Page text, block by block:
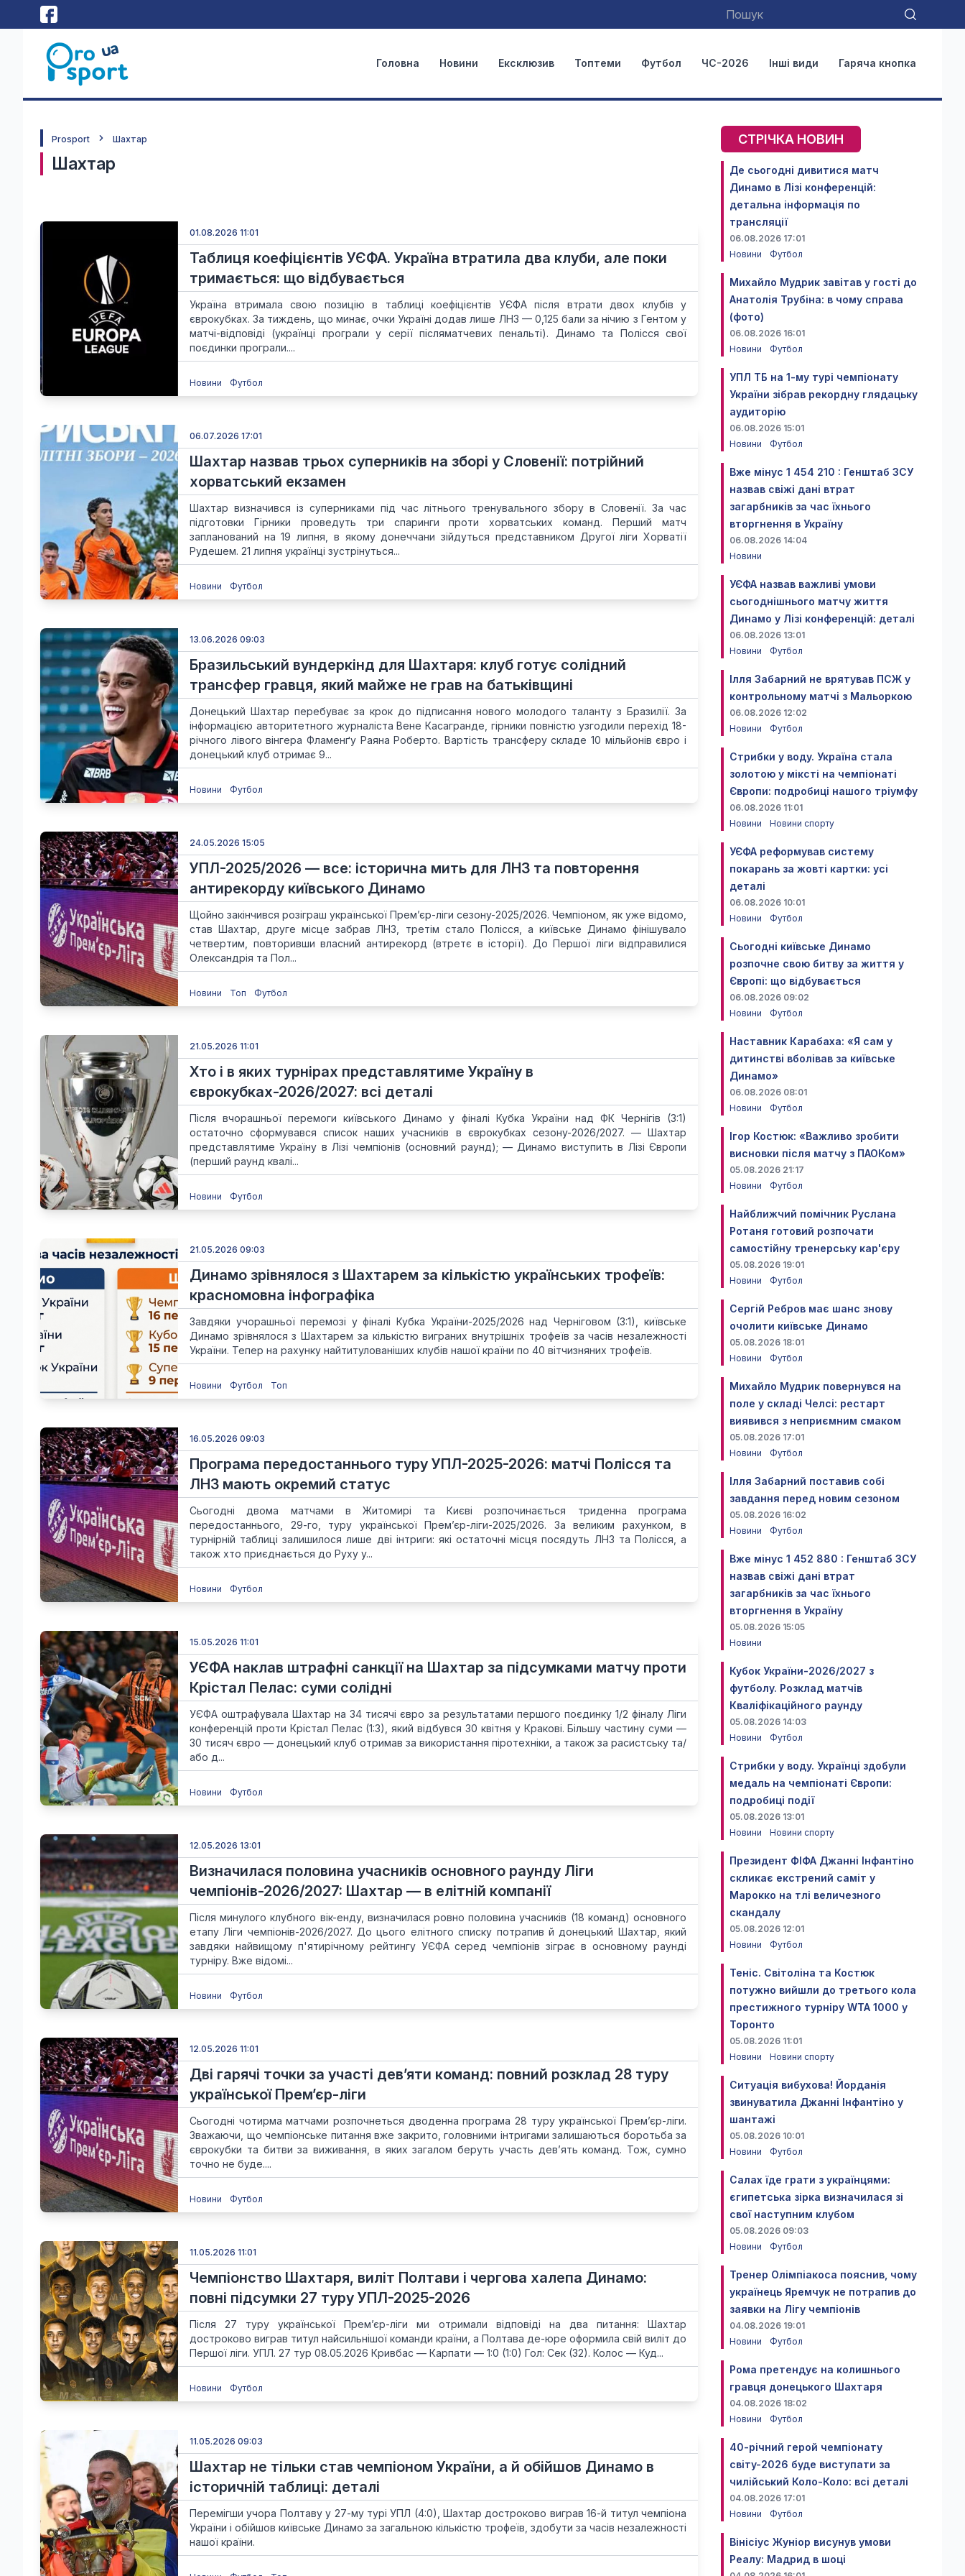
Головна Новини Ексклюзив Топтеми Футбол ЧС-2026 Інші види Гаряча кнопка
Prosport Шахтар
Шахтар
01.08.2026 11:01
Таблиця коефіцієнтів УЄФА. Україна втратила два клуби, але поки
тримається: що відбувається
Україна втримала свою позицію в таблиці коефіцієнтів УЄФА після втрати двох клубів у
єврокубках. За тиждень, що минає, очки Україні додав лише ЛНЗ — 0,125 бали за нічию з Гентом у
матчі-відповіді (українці програли у серії післяматчевих пенальті). Динамо та Полісся свої
поєдинки програли....
Новини Футбол
06.07.2026 17:01
Шахтар назвав трьох суперників на зборі у Словенії: потрійний
хорватський екзамен
Шахтар визначився із суперниками під час літнього тренувального збору в Словенії. За час
підготовки Гірники проведуть три спаринги проти хорватських команд. Перший матч
запланований на 19 липня, в якому донеччани зійдуться представником Другої ліги Хорватії
Рудешем. 21 липня українці зустрінуться...
Новини Футбол
13.06.2026 09:03
Бразильський вундеркінд для Шахтаря: клуб готує солідний
трансфер гравця, який майже не грав на батьківщині
Донецький Шахтар перебуває за крок до підписання нового молодого таланту з Бразилії. За
інформацією авторитетного журналіста Вене Касагранде, гірники повністю узгодили перехід 18-
річного лівого вінгера Фламенґу Раяна Роберто. Вартість трансферу складе 10 мільйонів євро і
донецький клуб отримає 9...
Новини Футбол
24.05.2026 15:05
УПЛ-2025/2026 — все: історична мить для ЛНЗ та повторення
антирекорду київського Динамо
Щойно закінчився розіграш української Прем’єр-ліги сезону-2025/2026. Чемпіоном, як уже відомо,
став Шахтар, друге місце забрав ЛНЗ, третім стало Полісся, а київське Динамо фінішувало
четвертим, повторивши власний антирекорд (втретє в історії). До Першої ліги відправилися
Олександрія та Пол...
Новини Топ Футбол
21.05.2026 11:01
Хто і в яких турнірах представлятиме Україну в
єврокубках-2026/2027: всі деталі
Після вчорашньої перемоги київського Динамо у фіналі Кубка України над ФК Чернігів (3:1)
остаточно сформувався список наших учасників в єврокубках сезону-2026/2027. — Шахтар
представлятиме Україну в Лізі чемпіонів (основний раунд); — Динамо виступить в Лізі Європи
(перший раунд квалі...
Новини Футбол
21.05.2026 09:03
Динамо зрівнялося з Шахтарем за кількістю українських трофеїв:
красномовна інфографіка
Завдяки учорашньої перемозі у фіналі Кубка України-2025/2026 над Черніговом (3:1), київське
Динамо зрівнялося з Шахтарем за кількістю виграних внутрішніх трофеїв за часів незалежності
України. Тепер на рахунку найтитулованіших клубів нашої країни по 40 вітчизняних трофеїв.
Новини Футбол Топ
16.05.2026 09:03
Програма передостаннього туру УПЛ-2025-2026: матчі Полісся та
ЛНЗ мають окремий статус
Сьогодні двома матчами в Житомирі та Києві розпочинається триденна програма
передостаннього, 29-го, туру української Прем’єр-ліги-2025/2026. За великим рахунком, в
турнірній таблиці залишилося лише дві інтриги: які остаточні місця посядуть ЛНЗ та Полісся, а
також хто приєднається до Руху у...
Новини Футбол
15.05.2026 11:01
УЄФА наклав штрафні санкції на Шахтар за підсумками матчу проти
Крістал Пелас: суми солідні
УЄФА оштрафувала Шахтар на 34 тисячі євро за результатами першого поєдинку 1/2 фіналу Ліги
конференцій проти Крістал Пелас (1:3), який відбувся 30 квітня у Кракові. Більшу частину суми —
30 тисяч євро — донецький клуб отримав за використання піротехніки, а також за расистську та/
або д...
Новини Футбол
12.05.2026 13:01
Визначилася половина учасників основного раунду Ліги
чемпіонів-2026/2027: Шахтар — в елітній компанії
Після минулого клубного вік-енду, визначилася ровно половина учасників (18 команд) основного
етапу Ліги чемпіонів-2026/2027. До цього елітного списку потрапив й донецький Шахтар, який
завдяки найвищому п'ятирічному рейтингу УЄФА серед чемпіонів зіграє в основному раунді
турніру. Вже відомі...
Новини Футбол
12.05.2026 11:01
Дві гарячі точки за участі дев’яти команд: повний розклад 28 туру
української Прем’єр-ліги
Сьогодні чотирма матчами розпочнеться дводенна програма 28 туру української Прем’єр-ліги.
Зважаючи, що чемпіонське питання вже закрито, головними інтригами залишаються боротьба за
єврокубки та битви за виживання, в яких загалом беруть участь дев’ять команд. Тож, сумно
точно не буде....
Новини Футбол
11.05.2026 11:01
Чемпіонство Шахтаря, виліт Полтави і чергова халепа Динамо:
повні підсумки 27 туру УПЛ-2025-2026
Після 27 туру української Прем’єр-ліги ми отримали відповіді на два питання: Шахтар
достроково виграв титул найсильнішої команди країни, а Полтава де-юре оформила свій виліт до
Першої ліги. УПЛ. 27 тур 08.05.2026 Кривбас — Карпати — 1:0 (1:0) Гол: Сек (32). Колос — Куд...
Новини Футбол
11.05.2026 09:03
Шахтар не тільки став чемпіоном України, а й обійшов Динамо в
історичній таблиці: деталі
Перемігши учора Полтаву у 27-му турі УПЛ (4:0), Шахтар достроково виграв 16-й титул чемпіона
України і обійшов київське Динамо за загальною кількістю трофеїв, здобути за часів незалежності
нашої країни.
СТРІЧКА НОВИН
Де сьогодні дивитися матч
Динамо в Лізі конференцій:
детальна інформація по
трансляції
06.08.2026 17:01
Новини
Футбол
Михайло Мудрик завітав у гості до
Анатолія Трубіна: в чому справа
(фото)
06.08.2026 16:01
Новини
Футбол
УПЛ ТБ на 1-му турі чемпіонату
України зібрав рекордну глядацьку
аудиторію
06.08.2026 15:01
Новини
Футбол
Вже мінус 1 454 210 : Генштаб ЗСУ
назвав свіжі дані втрат
загарбників за час їхнього
вторгнення в Україну
06.08.2026 14:04
Новини
УЄФА назвав важливі умови
сьогоднішнього матчу життя
Динамо у Лізі конференцій: деталі
06.08.2026 13:01
Новини
Футбол
Ілля Забарний не врятував ПСЖ у
контрольному матчі з Мальоркою
06.08.2026 12:02
Новини
Футбол
Стрибки у воду. Україна стала
золотою у міксті на чемпіонаті
Європи: подробиці нашого тріумфу
06.08.2026 11:01
Новини
Новини спорту
УЄФА реформував систему
покарань за жовті картки: усі
деталі
06.08.2026 10:01
Новини
Футбол
Сьогодні київське Динамо
розпочне свою битву за життя у
Європі: що відбувається
06.08.2026 09:02
Новини
Футбол
Наставник Карабаха: «Я сам у
дитинстві вболівав за київське
Динамо»
06.08.2026 08:01
Новини
Футбол
Ігор Костюк: «Важливо зробити
висновки після матчу з ПАОКом»
05.08.2026 21:17
Новини
Футбол
Найближчий помічник Руслана
Ротаня готовий розпочати
самостійну тренерську кар'єру
05.08.2026 19:01
Новини
Футбол
Сергій Ребров має шанс знову
очолити київське Динамо
05.08.2026 18:01
Новини
Футбол
Михайло Мудрик повернувся на
поле у складі Челсі: рестарт
виявився з неприємним смаком
05.08.2026 17:01
Новини
Футбол
Ілля Забарний поставив собі
завдання перед новим сезоном
05.08.2026 16:02
Новини
Футбол
Вже мінус 1 452 880 : Генштаб ЗСУ
назвав свіжі дані втрат
загарбників за час їхнього
вторгнення в Україну
05.08.2026 15:05
Новини
Кубок України-2026/2027 з
футболу. Розклад матчів
Кваліфікаційного раунду
05.08.2026 14:03
Новини
Футбол
Стрибки у воду. Українці здобули
медаль на чемпіонаті Європи:
подробиці події
05.08.2026 13:01
Новини
Новини спорту
Президент ФІФА Джанні Інфантіно
скликає екстрений саміт у
Марокко на тлі величезного
скандалу
05.08.2026 12:01
Новини
Футбол
Теніс. Світоліна та Костюк
потужно вийшли до третього кола
престижного турніру WTA 1000 у
Торонто
05.08.2026 11:01
Новини
Новини спорту
Ситуація вибухова! Йорданія
звинуватила Джанні Інфантіно у
шантажі
05.08.2026 10:01
Новини
Футбол
Салах їде грати з українцями:
єгипетська зірка визначилася зі
свої наступним клубом
05.08.2026 09:03
Новини
Футбол
Тренер Олімпіакоса пояснив, чому
українець Яремчук не потрапив до
заявки на Лігу чемпіонів
04.08.2026 19:01
Новини
Футбол
Рома претендує на колишнього
гравця донецького Шахтаря
04.08.2026 18:02
Новини
Футбол
40-річний герой чемпіонату
світу-2026 буде виступати за
чилійський Коло-Коло: всі деталі
04.08.2026 17:01
Новини
Футбол
Вінісіус Жуніор висунув умови
Реалу: Мадрид в шоці